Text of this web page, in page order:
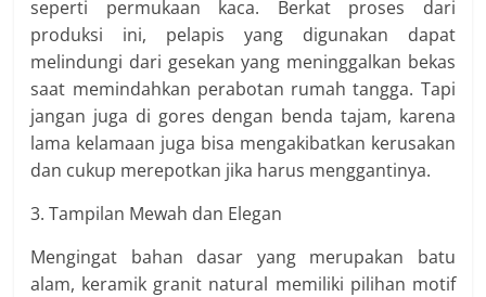
seperti permukaan kaca. Berkat proses dari
produksi ini, pelapis yang digunakan dapat
melindungi dari gesekan yang meninggalkan bekas
saat memindahkan perabotan rumah tangga. Tapi
jangan juga di gores dengan benda tajam, karena
lama kelamaan juga bisa mengakibatkan kerusakan
dan cukup merepotkan jika harus menggantinya.
3. Tampilan Mewah dan Elegan
Mengingat bahan dasar yang merupakan batu
alam, keramik granit natural memiliki pilihan motif